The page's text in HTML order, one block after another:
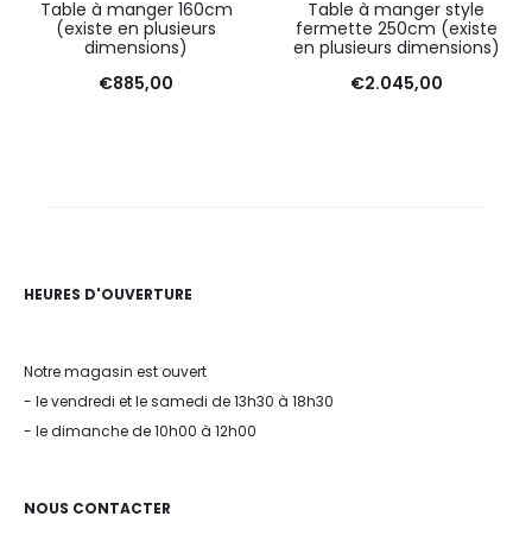
Table à manger 160cm
(existe en plusieurs
dimensions)
€885,00
Table à manger style
fermette 250cm (existe
en plusieurs dimensions)
€2.045,00
HEURES D'OUVERTURE
Notre magasin est ouvert
- le vendredi et le samedi de 13h30 à 18h30
- le dimanche de 10h00 à 12h00
NOUS CONTACTER